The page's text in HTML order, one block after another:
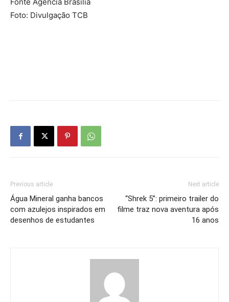
Foto: Divulgação TCB
Previous article
Água Mineral ganha bancos
com azulejos inspirados em
desenhos de estudantes
Next article
“Shrek 5”: primeiro trailer do
filme traz nova aventura após
16 anos